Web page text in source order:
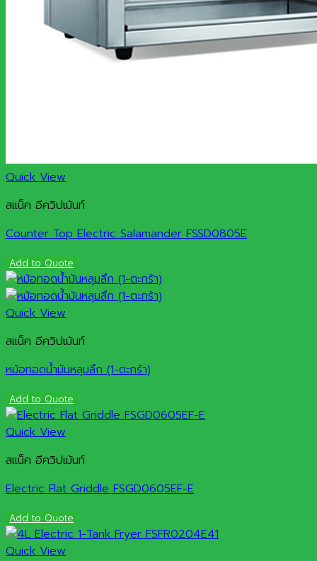
Quick View
สแน็ค อีควิปเม้นท์
Counter Top Electric Salamander FSSD0805E
Add to Quote
Quick View
สแน็ค อีควิปเม้นท์
หม้อทอดน้ำมันหลุมลึก (1-ตะกร้า)
Add to Quote
Quick View
สแน็ค อีควิปเม้นท์
Electric Flat Griddle FSGD0605EF-E
Add to Quote
Quick View